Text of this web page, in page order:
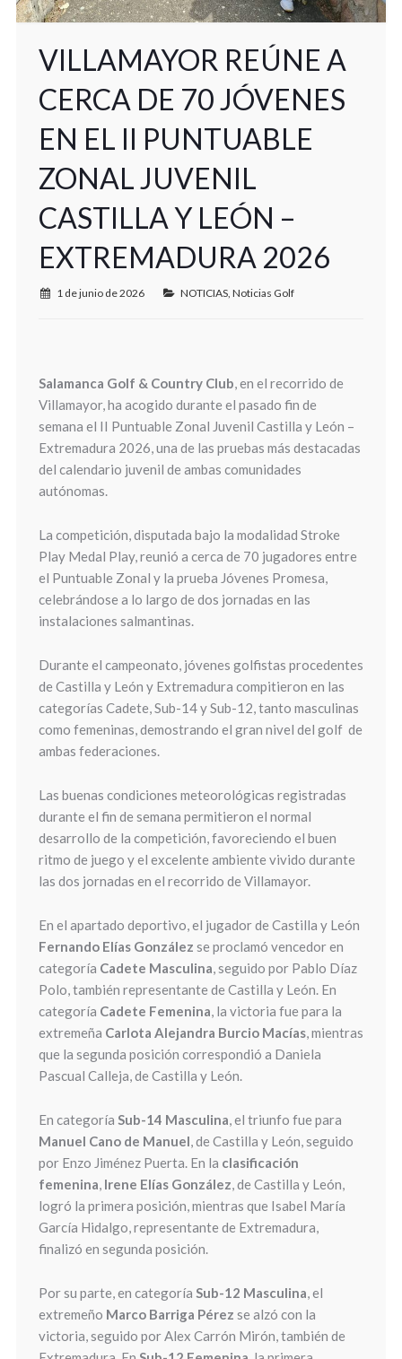
VILLAMAYOR REÚNE A
CERCA DE 70 JÓVENES
EN EL II PUNTUABLE
ZONAL JUVENIL
CASTILLA Y LEÓN –
EXTREMADURA 2026
1 de junio de 2026 NOTICIAS, Noticias Golf
Salamanca Golf & Country Club, en el recorrido de
Villamayor, ha acogido durante el pasado fin de
semana el II Puntuable Zonal Juvenil Castilla y León –
Extremadura 2026, una de las pruebas más destacadas
del calendario juvenil de ambas comunidades
autónomas.
La competición, disputada bajo la modalidad Stroke
Play Medal Play, reunió a cerca de 70 jugadores entre
el Puntuable Zonal y la prueba Jóvenes Promesa,
celebrándose a lo largo de dos jornadas en las
instalaciones salmantinas.
Durante el campeonato, jóvenes golfistas procedentes
de Castilla y León y Extremadura compitieron en las
categorías Cadete, Sub-14 y Sub-12, tanto masculinas
como femeninas, demostrando el gran nivel del golf de
ambas federaciones.
Las buenas condiciones meteorológicas registradas
durante el fin de semana permitieron el normal
desarrollo de la competición, favoreciendo el buen
ritmo de juego y el excelente ambiente vivido durante
las dos jornadas en el recorrido de Villamayor.
En el apartado deportivo, el jugador de Castilla y León
Fernando Elías González se proclamó vencedor en
categoría Cadete Masculina, seguido por Pablo Díaz
Polo, también representante de Castilla y León. En
categoría Cadete Femenina, la victoria fue para la
extremeña Carlota Alejandra Burcio Macías, mientras
que la segunda posición correspondió a Daniela
Pascual Calleja, de Castilla y León.
En categoría Sub-14 Masculina, el triunfo fue para
Manuel Cano de Manuel, de Castilla y León, seguido
por Enzo Jiménez Puerta. En la clasificación
femenina, Irene Elías González, de Castilla y León,
logró la primera posición, mientras que Isabel María
García Hidalgo, representante de Extremadura,
finalizó en segunda posición.
Por su parte, en categoría Sub-12 Masculina, el
extremeño Marco Barriga Pérez se alzó con la
victoria, seguido por Alex Carrón Mirón, también de